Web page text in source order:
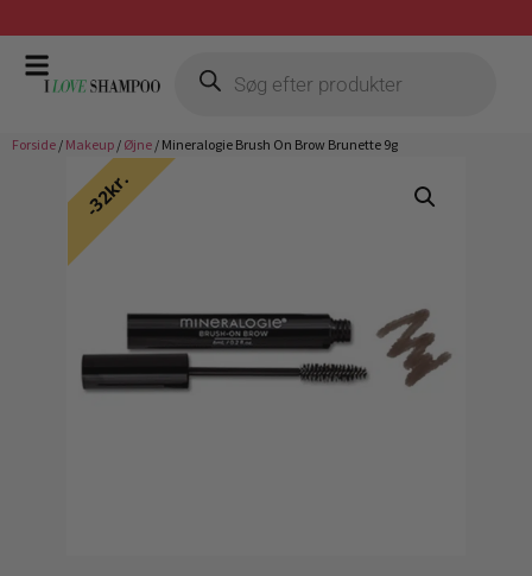
Gratis fragt ved køb over 399,-
Forside / Makeup / Øjne / Mineralogie Brush On Brow Brunette 9g
32kr.